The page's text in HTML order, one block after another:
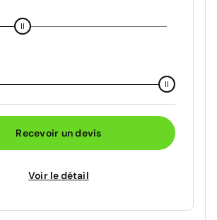
Recevoir un devis
Voir le détail